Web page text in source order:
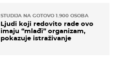
STUDIJA NA GOTOVO 1.900 OSOBA
Ljudi koji redovito rade ovo
imaju “mlađi” organizam,
pokazuje istraživanje